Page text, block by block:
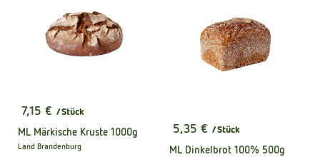
, Preis:
7,15 € / Stück
ML Märkische Kruste 1000g
, Herkunft:
Land Brandenburg
, Preis:
5,35 € / Stück
ML Dinkelbrot 100% 500g